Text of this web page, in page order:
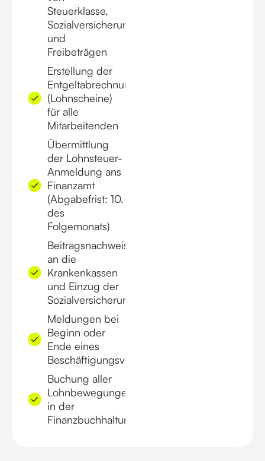
Steuerklasse,
Sozialversicherung
und
Freibeträgen
Erstellung der
Entgeltabrechnungen
(Lohnscheine)
für alle
Mitarbeitenden
Übermittlung
der Lohnsteuer-
Anmeldung ans
Finanzamt
(Abgabefrist: 10.
des
Folgemonats)
Beitragsnachweis
an die
Krankenkassen
und Einzug der
Sozialversicherungsbeiträge
Meldungen bei
Beginn oder
Ende eines
Beschäftigungsverhältnisses
Buchung aller
Lohnbewegungen
in der
Finanzbuchhaltung